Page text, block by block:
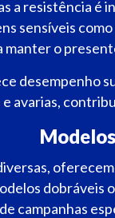
a resistência é
sensíveis como
manter o
desempenho
e avarias,
campanhas